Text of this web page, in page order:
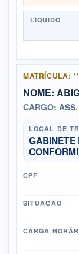
LÍQUIDO
MATRÍCULA:
NOME:
CARGO:
LOCAL DE
GABINETE
CPF
SITUAÇÃO
CARGA